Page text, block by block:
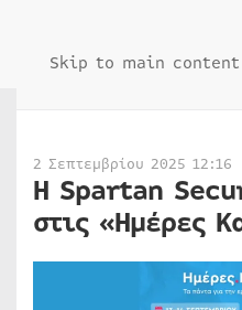
Skip to main content
2 Σεπτεμβρίου 2025 12:16
Η Spartan
στις «Ημέρες